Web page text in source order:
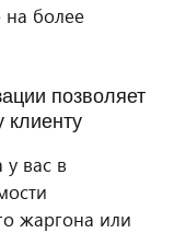
более
позволяет
клиенту
вас в
жаргона или